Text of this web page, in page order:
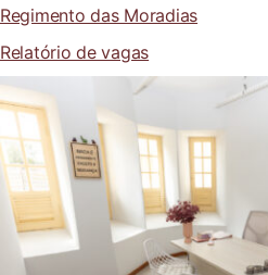
Regimento das Moradias
Relatório de vagas